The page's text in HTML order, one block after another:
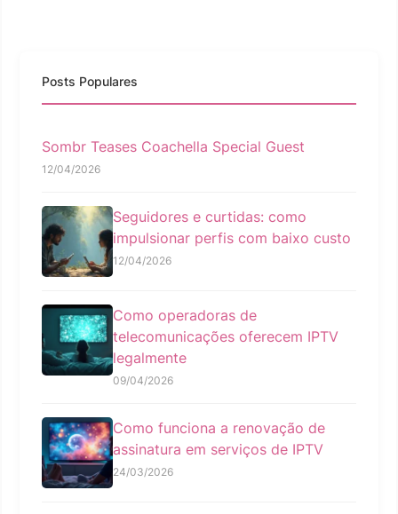
Posts Populares
Sombr Teases Coachella Special Guest
12/04/2026
Seguidores e curtidas: como
impulsionar perfis com baixo custo
12/04/2026
Como operadoras de
telecomunicações oferecem IPTV
legalmente
09/04/2026
Como funciona a renovação de
assinatura em serviços de IPTV
24/03/2026